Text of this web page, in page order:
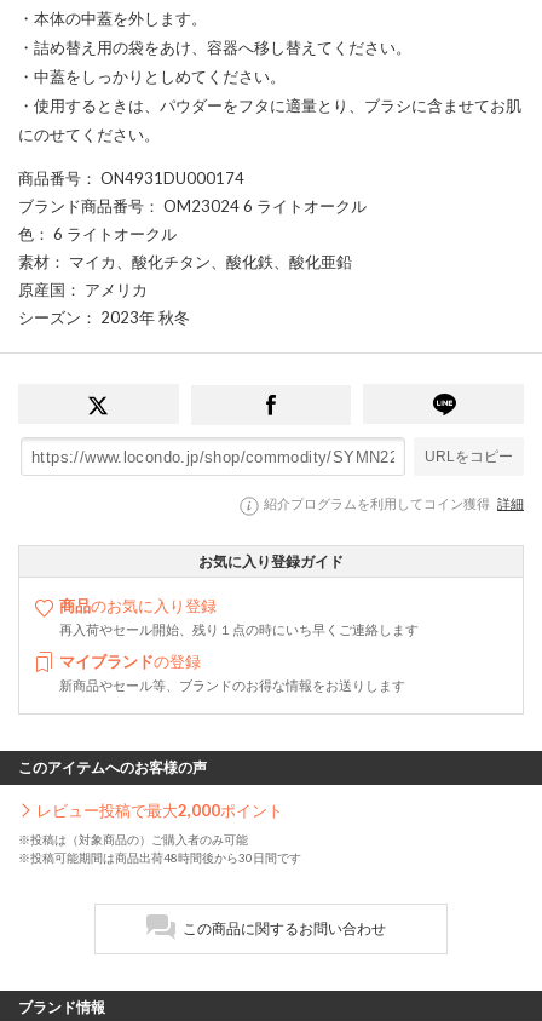
・本体の中蓋を外します。
・詰め替え用の袋をあけ、容器へ移し替えてください。
・中蓋をしっかりとしめてください。
・使用するときは、パウダーをフタに適量とり、ブラシに含ませてお肌
にのせてください。
商品番号 ： ON4931DU000174
ブランド商品番号 ： OM23024 6 ライトオークル
色 ： 6 ライトオークル
素材 ： マイカ、酸化チタン、酸化鉄、酸化亜鉛
原産国 ： アメリカ
シーズン ： 2023年 秋冬
URLをコピー
紹介プログラムを利用してコイン獲得 詳細
お気に入り登録ガイド
商品のお気に入り登録
再入荷やセール開始、残り１点の時にいち早くご連絡します
マイブランドの登録
新商品やセール等、ブランドのお得な情報をお送りします
このアイテムへのお客様の声
レビュー投稿で最大2,000ポイント
※投稿は（対象商品の）ご購入者のみ可能
※投稿可能期間は商品出荷48時間後から30日間です
この商品に関するお問い合わせ
ブランド情報